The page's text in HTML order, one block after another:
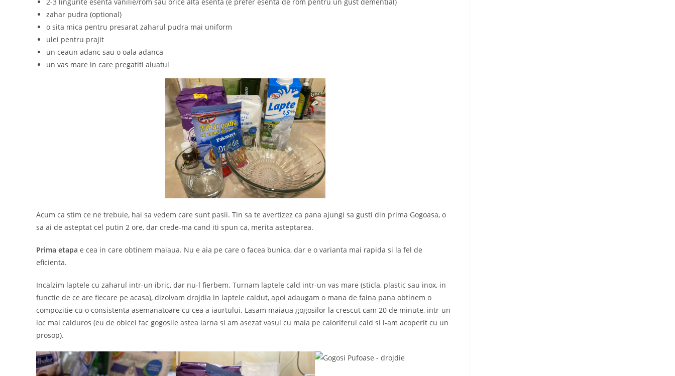
zahar pudra (optional)
o sita mica pentru presarat zaharul pudra mai uniform
ulei pentru prajit
un ceaun adanc sau o oala adanca
un vas mare in care pregatiti aluatul
Acum ca stim ce ne trebuie, hai sa vedem care sunt pasii. Tin sa te avertizez ca pana ajungi sa gusti din prima Gogoasa, o
sa ai de asteptat cel putin 2 ore, dar crede-ma cand iti spun ca, merita asteptarea.
Prima etapa e cea in care obtinem maiaua. Nu e aia pe care o facea bunica, dar e o varianta mai rapida si la fel de
eficienta.
Incalzim laptele cu zaharul intr-un ibric, dar nu-l fierbem. Turnam laptele cald intr-un vas mare (sticla, plastic sau inox, in
functie de ce are fiecare pe acasa), dizolvam drojdia in laptele caldut, apoi adaugam o mana de faina pana obtinem o
compozitie cu o consistenta asemanatoare cu cea a iaurtului. Lasam maiaua gogosilor la crescut cam 20 de minute, intr-un
loc mai calduros (eu de obicei fac gogosile astea iarna si am asezat vasul cu maia pe caloriferul cald si l-am acoperit cu un
prosop).